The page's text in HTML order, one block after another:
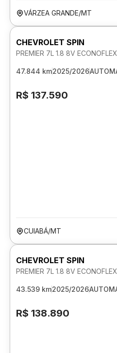
VÁRZEA GRANDE/MT
CHEVROLET SPIN
PREMIER 7L 1.8 8V
47.844 km2025/2026
R$ 137.590
CUIABÁ/MT
CHEVROLET SPIN
PREMIER 7L 1.8 8V
43.539 km2025/2026
R$ 138.890